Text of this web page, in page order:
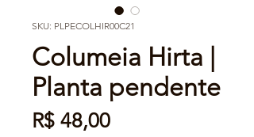
SKU: PLPECOLHIR00C21
Columeia Hirta |
Planta pendente
R$ 48,00Preço